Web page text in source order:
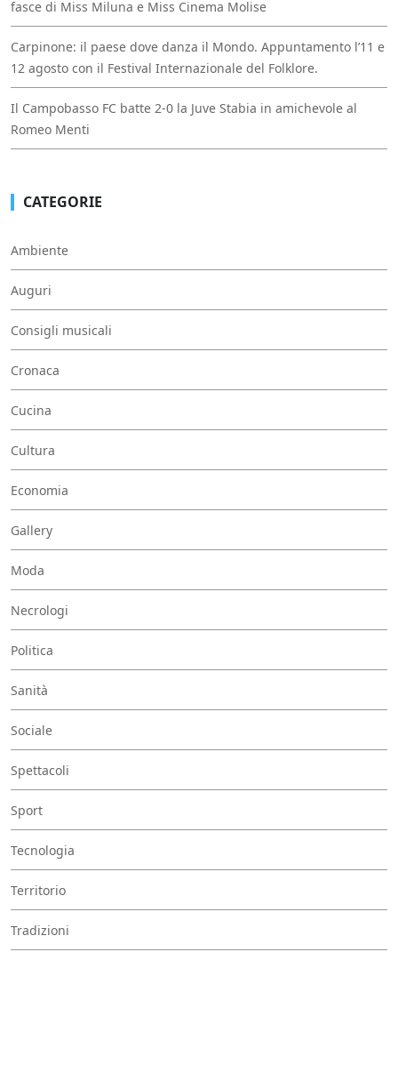
fasce di Miss Miluna e Miss Cinema Molise
Carpinone: il paese dove danza il Mondo. Appuntamento l’11 e
12 agosto con il Festival Internazionale del Folklore.
Il Campobasso FC batte 2-0 la Juve Stabia in amichevole al
Romeo Menti
CATEGORIE
Ambiente
Auguri
Consigli musicali
Cronaca
Cucina
Cultura
Economia
Gallery
Moda
Necrologi
Politica
Sanità
Sociale
Spettacoli
Sport
Tecnologia
Territorio
Tradizioni